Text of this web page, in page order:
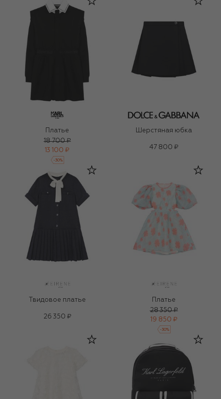
Платье
18 700 ₽
13 100 ₽
-30%
Шерстяная юбка
47 800 ₽
Твидовое платье
26 350 ₽
Платье
28 350 ₽
19 850 ₽
-30%